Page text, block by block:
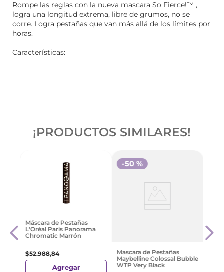
Rompe las reglas con la nueva mascara So Fierce!™ ,
logra una longitud extrema, libre de grumos, no se
corre. Logra pestañas que van más allá de los límites por
horas.
Características:
¡PRODUCTOS SIMILARES!
Máscara de Pestañas
L'Oréal París Panorama
Chromatic Marrón
WASHABLE
$52.988,84
Agregar
Mascara de Pestañas
Maybelline Colossal Bubble
WTP Very Black
-50 %